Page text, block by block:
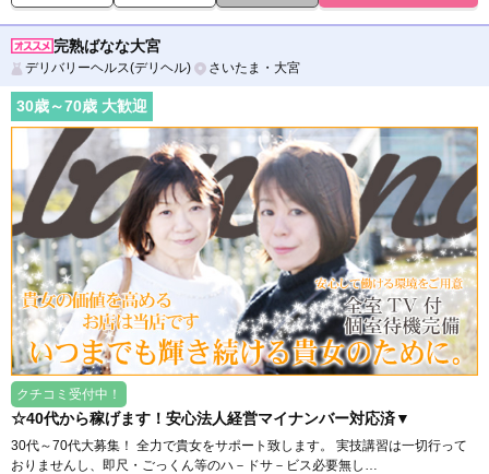
完熟ばなな大宮
デリバリーヘルス(デリヘル) さいたま・大宮
30歳～70歳 大歓迎
クチコミ受付中！
☆40代から稼げます！安心法人経営マイナンバー対応済▼
30代～70代大募集！ 全力で貴女をサポート致します。 実技講習は一切行って
おりませんし、即尺・ごっくん等のハ－ドサ－ビス必要無し…